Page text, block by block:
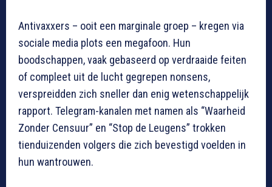
Antivaxxers – ooit een marginale groep – kregen via
sociale media plots een megafoon. Hun
boodschappen, vaak gebaseerd op verdraaide feiten
of compleet uit de lucht gegrepen nonsens,
verspreidden zich sneller dan enig wetenschappelijk
rapport. Telegram-kanalen met namen als “Waarheid
Zonder Censuur” en “Stop de Leugens” trokken
tienduizenden volgers die zich bevestigd voelden in
hun wantrouwen.